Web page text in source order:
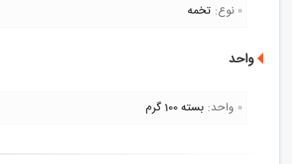
نوع: تخمه
واحد
واحد: بسته 100 گرم